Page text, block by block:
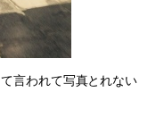
言われて写真とれない